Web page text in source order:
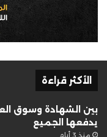
الأكثر قراءة
بين الشهادة وسوق
يدفعها الجميع
منذ 3 أيام